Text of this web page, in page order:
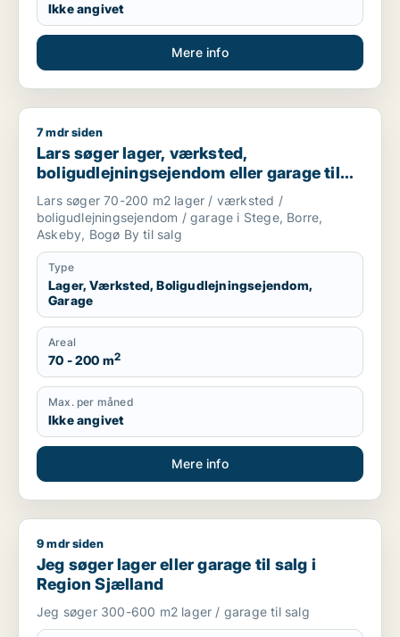
Ikke angivet
Mere info
Lars søger lager, værksted, boligudlejningsejendom eller
7 mdr siden
Lars søger lager, værksted,
boligudlejningsejendom eller garage til
salg i Stege, Borre eller Askeby m.fl.
Lars søger 70-200 m2 lager / værksted /
boligudlejningsejendom / garage i Stege, Borre,
Askeby, Bogø By til salg
Type
Lager, Værksted, Boligudlejningsejendom,
Garage
Areal
70 - 200 m2
Max. per måned
Ikke angivet
Mere info
Jeg søger lager eller garage til salg i Region Sjælland
9 mdr siden
Jeg søger lager eller garage til salg i
Region Sjælland
Jeg søger 300-600 m2 lager / garage til salg